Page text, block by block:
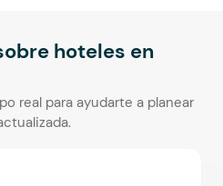
hoteles en
real para ayudarte a planear